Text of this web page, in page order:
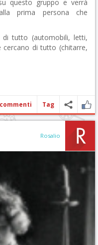
questo gruppo e verrà
prima persona che
di tutto (automobili, letti,
cercano di tutto (chitarre,
Tag
Rosalio